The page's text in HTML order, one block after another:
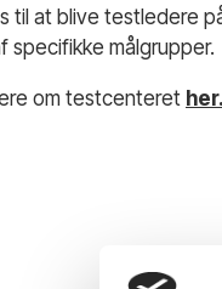
til at blive testledere
specifikke målgrupper.
om testcenteret her.